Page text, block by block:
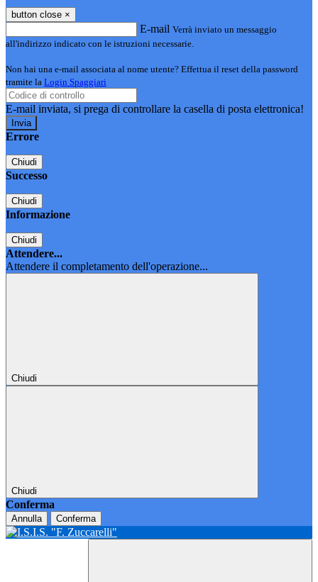
button close ×
E-mail Verrà inviato un messaggio
all'indirizzo indicato con le istruzioni necessarie.
Non hai una e-mail associata al nome utente? Effettua il reset della password
tramite la Login Spaggiari
E-mail inviata, si prega di controllare la casella di posta elettronica!
Errore
Chiudi
Successo
Chiudi
Informazione
Chiudi
Attendere...
Attendere il completamento dell'operazione...
Chiudi
Chiudi
Conferma
Annulla Conferma